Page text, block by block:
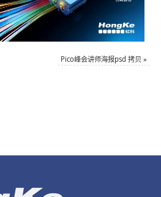
Pico峰会讲师海报psd 拷贝 »